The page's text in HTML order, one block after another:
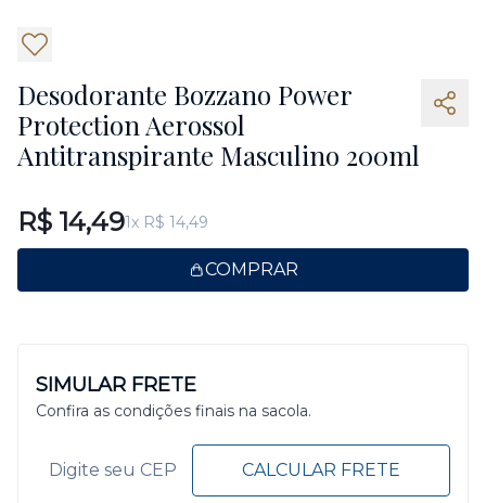
Desodorante Bozzano Power
Protection Aerossol
Antitranspirante Masculino 200ml
R$ 14,491x R$ 14,49
COMPRAR
SIMULAR FRETE
Confira as condições finais na sacola.
CALCULAR FRETE